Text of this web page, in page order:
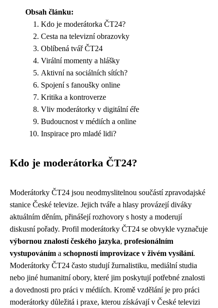
Obsah článku:
Kdo je moderátorka ČT24?
Cesta na televizní obrazovky
Oblíbená tvář ČT24
Virální momenty a hlášky
Aktivní na sociálních sítích?
Spojení s fanoušky online
Kritika a kontroverze
Vliv moderátorky v digitální éře
Budoucnost v médiích a online
Inspirace pro mladé lidi?
Kdo je moderátorka ČT24?
Moderátorky ČT24 jsou neodmyslitelnou součástí zpravodajské
stanice České televize. Jejich tváře a hlasy provázejí diváky
aktuálním děním, přinášejí rozhovory s hosty a moderují
diskusní pořady. Profil moderátorky ČT24 se obvykle vyznačuje
výbornou znalostí českého jazyka, profesionálním
vystupováním a schopností improvizace v živém vysílání.
Moderátorky ČT24 často studují žurnalistiku, mediální studia
nebo jiné humanitní obory, které jim poskytují potřebné znalosti
a dovednosti pro práci v médiích. Kromě vzdělání je pro práci
moderátorky důležitá i praxe, kterou získávají v České televizi